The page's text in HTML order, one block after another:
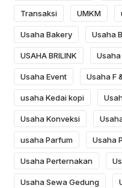
Transaksi UMKM
Usaha Bakery Usaha
USAHA BRILINK
Usaha Event Usaha F
usaha Kedai kopi
Usaha Konveksi
usaha Parfum Usaha
Usaha Perternakan
Usaha Sewa Gedung